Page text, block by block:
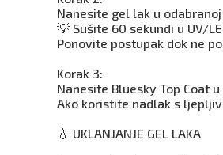
Nanesite gel lak u
💡 Sušite 60 sekundi u UV/
Ponovite postupak dok ne
Korak 3:
Nanesite Bluesky Top Coat
Ako koristite nadlak s
💧 UKLANJANJE GEL LAKA